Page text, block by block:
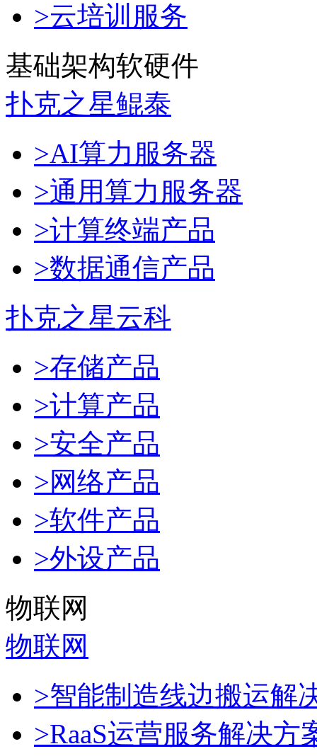
>云培训服务
基础架构软硬件
扑克之星鲲泰
>AI算力服务器
>通用算力服务器
>计算终端产品
>数据通信产品
扑克之星云科
>存储产品
>计算产品
>安全产品
>网络产品
>软件产品
>外设产品
物联网
物联网
>智能制造线边搬运解
>RaaS运营服务解决方